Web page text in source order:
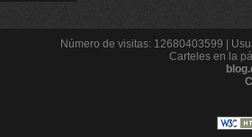
Número de visitas: 12680403599 |
Carteles en la